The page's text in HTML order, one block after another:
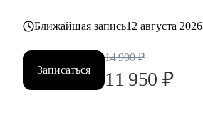
Ближайшая запись12 августа 2026
Записаться
14 900 ₽
11 950 ₽